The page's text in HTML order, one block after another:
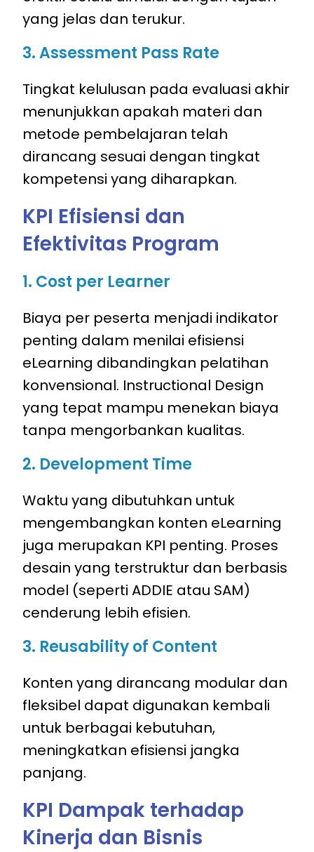
yang jelas dan terukur.
3. Assessment Pass Rate
Tingkat kelulusan pada evaluasi akhir
menunjukkan apakah materi dan
metode pembelajaran telah
dirancang sesuai dengan tingkat
kompetensi yang diharapkan.
KPI Efisiensi dan
Efektivitas Program
1. Cost per Learner
Biaya per peserta menjadi indikator
penting dalam menilai efisiensi
eLearning dibandingkan pelatihan
konvensional. Instructional Design
yang tepat mampu menekan biaya
tanpa mengorbankan kualitas.
2. Development Time
Waktu yang dibutuhkan untuk
mengembangkan konten eLearning
juga merupakan KPI penting. Proses
desain yang terstruktur dan berbasis
model (seperti ADDIE atau SAM)
cenderung lebih efisien.
3. Reusability of Content
Konten yang dirancang modular dan
fleksibel dapat digunakan kembali
untuk berbagai kebutuhan,
meningkatkan efisiensi jangka
panjang.
KPI Dampak terhadap
Kinerja dan Bisnis